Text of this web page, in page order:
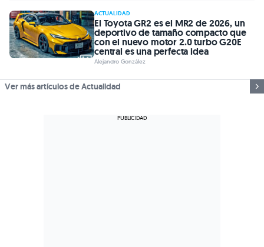
ACTUALIDAD
El Toyota GR2 es el MR2 de 2026, un
deportivo de tamaño compacto que
con el nuevo motor 2.0 turbo G20E
central es una perfecta idea
Alejandro González
Ver más artículos de Actualidad